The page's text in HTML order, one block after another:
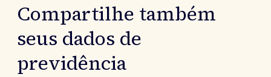
Compartilhe também
seus dados de
previdência